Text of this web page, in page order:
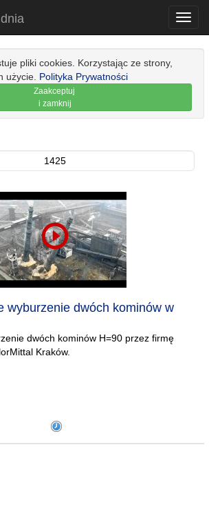
pliki cookies. Korzystając ze strony,
użycie. Polityka Prywatności
Zaakceptuj
i zamknij
1425
wyburzenie dwóch kominów w
dwóch kominów H=90 przez firmę
Kraków.